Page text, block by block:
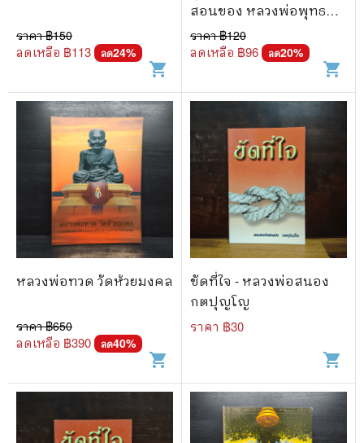
ราคา ฿150
ลดเหลือ ฿113 ลด24%
shopping_cart
สอนของ หลวงพ่อพุทธ
ทาสภิกขุ ปัญญาทันทะ
ท่านเขมกะ
ราคา ฿120
ลดเหลือ ฿96 ลด20%
shopping_cart
หลวงพ่อทวด วัดห้วยมงคล
ราคา ฿650
ลดเหลือ ฿390 ลด40%
shopping_cart
ขัดที่ใจ - หลวงพ่อสนอง
กตปุญโญ
ราคา ฿30
shopping_cart